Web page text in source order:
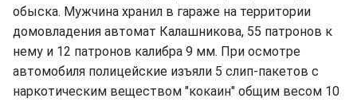
обыска. Мужчина хранил в гараже на территории
домовладения автомат Калашникова, 55 патронов к
нему и 12 патронов калибра 9 мм. При осмотре
автомобиля полицейские изъяли 5 слип-пакетов с
наркотическим веществом "кокаин" общим весом 10